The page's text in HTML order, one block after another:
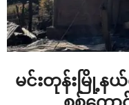
မင်းတုန်းမြို့န